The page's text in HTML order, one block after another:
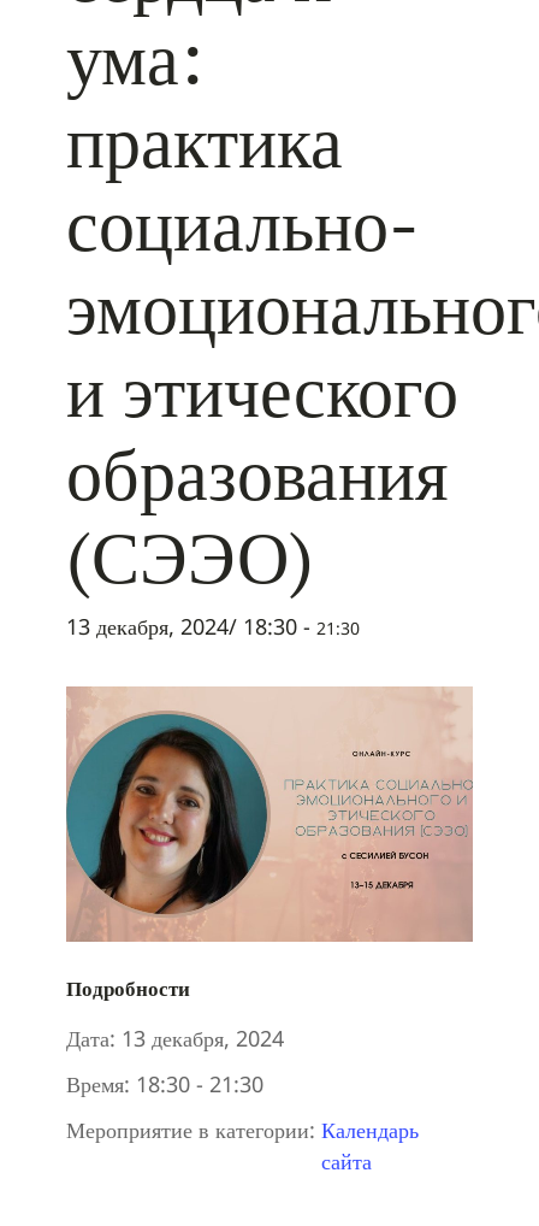
ума:
практика
социально-
и этического
образования
(СЭЭО)
13 декабря, 2024/ 18:30 - 21:30
Подробности
Дата: 13 декабря, 2024
Время: 18:30 - 21:30
Мероприятие в категории: Календарь
сайта